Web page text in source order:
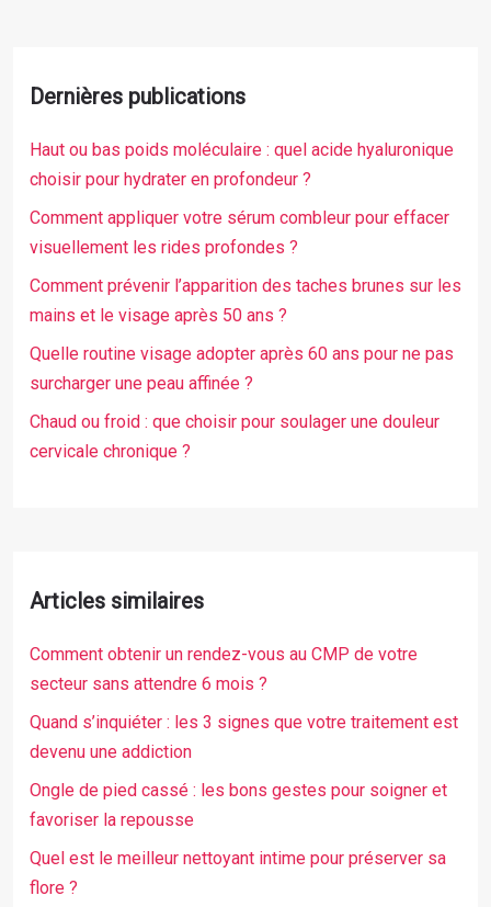
Dernières publications
Haut ou bas poids moléculaire : quel acide hyaluronique
choisir pour hydrater en profondeur ?
Comment appliquer votre sérum combleur pour effacer
visuellement les rides profondes ?
Comment prévenir l’apparition des taches brunes sur les
mains et le visage après 50 ans ?
Quelle routine visage adopter après 60 ans pour ne pas
surcharger une peau affinée ?
Chaud ou froid : que choisir pour soulager une douleur
cervicale chronique ?
Articles similaires
Comment obtenir un rendez-vous au CMP de votre
secteur sans attendre 6 mois ?
Quand s’inquiéter : les 3 signes que votre traitement est
devenu une addiction
Ongle de pied cassé : les bons gestes pour soigner et
favoriser la repousse
Quel est le meilleur nettoyant intime pour préserver sa
flore ?